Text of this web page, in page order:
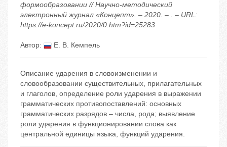
формообразовании // Научно-методический
электронный журнал «Концепт». – 2020. – . – URL:
https://e-koncept.ru/2020/0.htm?id=25283
Автор: Е. В. Кемпель
Описание ударения в словоизменении и
словообразовании существительных, прилагательных
и глаголов, определение роли ударения в выражении
грамматических противопоставлений: основных
грамматических разрядов – числа, рода; выявление
роли ударения в функционировании слова как
центральной единицы языка, функций ударения.